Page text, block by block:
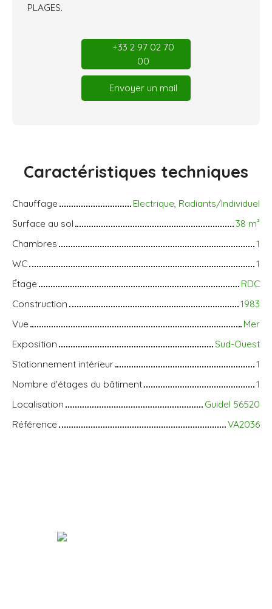
PLAGES.
+33 2 97 02 70
00
Envoyer un mail
Caractéristiques techniques
Chauffage
Electrique, Radiants/Individuel
Surface au sol
38 m²
Chambres
1
WC
1
Étage
RDC
Construction
1983
Vue
Mer
Exposition
Sud-Ouest
Stationnement intérieur
1
Nombre d'étages du bâtiment
1
Localisation
Guidel 56520
Référence
VA2036